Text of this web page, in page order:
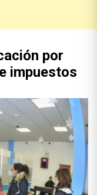
por
impuestos